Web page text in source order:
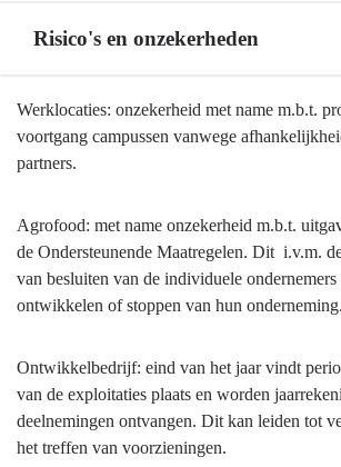
algemene
middelen
Agrofood
hoofdlijnen
Afwijkingen
van
prestaties
Risico's en onzekerheden
Terug
naar
navigatie
Ruimte
Agrofood
Risico's
onzekerheden
Werklocaties: onzekerheid met name m.b.t.
voortgang campussen vanwege
partners.
Agrofood: met name onzekerheid m.b.t.
de Ondersteunende Maatregelen. Dit i.v.m.
van besluiten van de individuele
ontwikkelen of stoppen van hun onderneming.
Ontwikkelbedrijf: eind van het jaar vindt
van de exploitaties plaats en worden
deelnemingen ontvangen. Dit kan leiden tot
het treffen van voorzieningen.